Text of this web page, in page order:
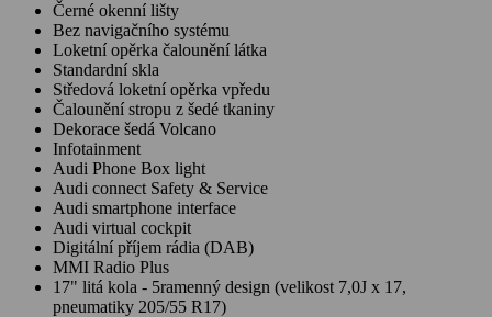
Černé okenní lišty
Bez navigačního systému
Loketní opěrka čalounění látka
Standardní skla
Středová loketní opěrka vpředu
Čalounění stropu z šedé tkaniny
Dekorace šedá Volcano
Infotainment
Audi Phone Box light
Audi connect Safety & Service
Audi smartphone interface
Audi virtual cockpit
Digitální příjem rádia (DAB)
MMI Radio Plus
17" litá kola - 5ramenný design (velikost 7,0J x 17,
pneumatiky 205/55 R17)